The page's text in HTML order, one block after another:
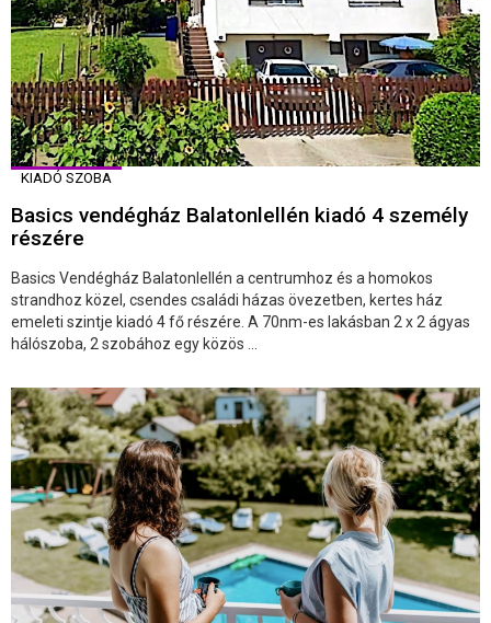
KIADÓ SZOBA
Basics vendégház Balatonlellén kiadó 4 személy
részére
Basics Vendégház Balatonlellén a centrumhoz és a homokos
strandhoz közel, csendes családi házas övezetben, kertes ház
emeleti szintje kiadó 4 fő részére. A 70nm-es lakásban 2 x 2 ágyas
hálószoba, 2 szobához egy közös ...